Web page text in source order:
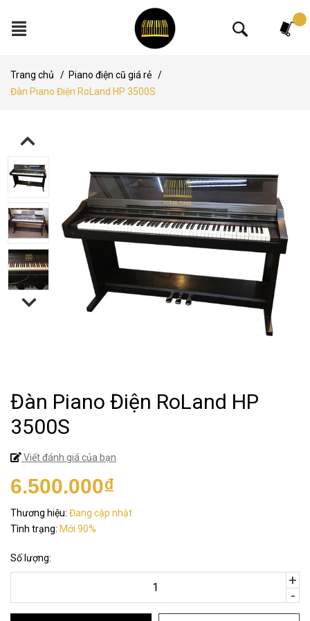
Trang chủ / Piano điện cũ giá rẻ /
Đàn Piano Điện RoLand HP 3500S
Đàn Piano Điện RoLand HP
3500S
Viết đánh giá của bạn
6.500.000₫
Thương hiệu: Đang cập nhật
Tình trạng: Mới 90%
Số lượng:
-
+